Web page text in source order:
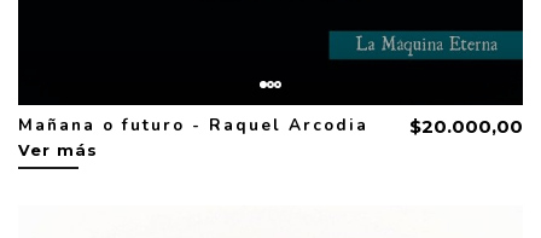
Mañana o futuro - Raquel Arcodia $20.000,00
Ver más